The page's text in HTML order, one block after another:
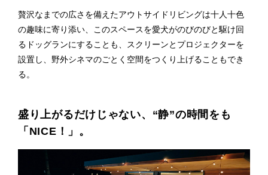
贅沢なまでの広さを備えたアウトサイドリビングは十人十色
の趣味に寄り添い、このスペースを愛犬がのびのびと駆け回
るドッグランにすることも、スクリーンとプロジェクターを
設置し、野外シネマのごとく空間をつくり上げることもでき
る。
盛り上がるだけじゃない、“静”の時間をも
「NICE！」。